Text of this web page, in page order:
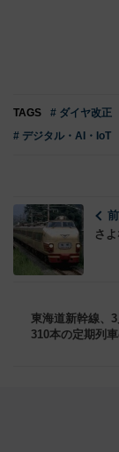
TAGS # ダイヤ改正
# デジタル・AI・IoT
さ
東海道新幹線、
310本の定期列